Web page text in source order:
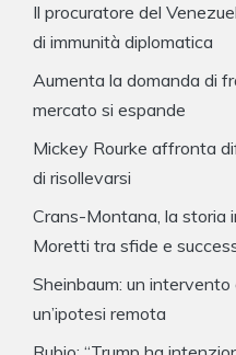
Il procuratore del
di immunità diplomatica
Aumenta la domanda di
mercato si espande
Mickey Rourke affronta
di risollevarsi
Crans-Montana, la storia
Moretti tra sfide e
Sheinbaum: un
un’ipotesi remota